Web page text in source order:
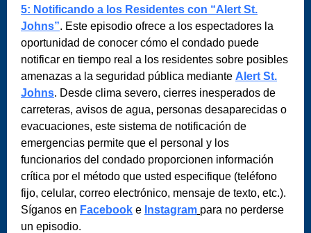
5: Notificando a los Residentes con “Alert St.
Johns”. Este episodio ofrece a los espectadores la
oportunidad de conocer cómo el condado puede
notificar en tiempo real a los residentes sobre posibles
amenazas a la seguridad pública mediante Alert St.
Johns. Desde clima severo, cierres inesperados de
carreteras, avisos de agua, personas desaparecidas o
evacuaciones, este sistema de notificación de
emergencias permite que el personal y los
funcionarios del condado proporcionen información
crítica por el método que usted especifique (teléfono
fijo, celular, correo electrónico, mensaje de texto, etc.).
Síganos en Facebook e Instagram para no perderse
un episodio.